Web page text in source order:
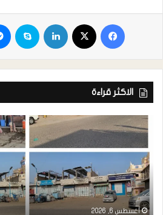
الاكثر قراءة
أغسطس 6, 2026